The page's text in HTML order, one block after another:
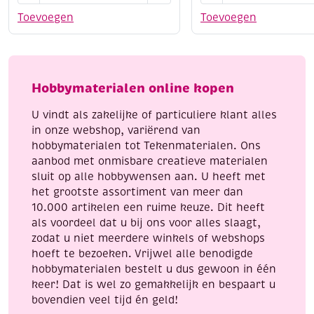
ervoor dat de voegen netjes en gelijkmatig zijn, en
veeg de mozaïeksteentjes voorzichtig af met een droge
ervoor dat het mozaïek niet wordt blootgesteld aan
water of andere invloeden tijdens de droogperiode.
Afwerking:
Als de voegpasta volledig droog is, kun je het oppervlak
nogmaals afnemen met een droge doek om de
mozaïeksteentjes op te frissen. Met dit witte
voegmiddel geef je jouw mozaïekproject een strakke en
professionele afwerking!
Toevoegen
1000
320
aantal
Toevoegen
125
aantal
Hobbymaterialen online kopen
U vindt als zakelijke of particuliere klant alles
in onze webshop, variërend van
hobbymaterialen tot Tekenmaterialen. Ons
aanbod met onmisbare creatieve materialen
sluit op alle hobbywensen aan. U heeft met
het grootste assortiment van meer dan
10.000 artikelen een ruime keuze. Dit heeft
als voordeel dat u bij ons voor alles slaagt,
zodat u niet meerdere winkels of webshops
hoeft te bezoeken. Vrijwel alle benodigde
hobbymaterialen bestelt u dus gewoon in één
keer! Dat is wel zo gemakkelijk en bespaart u
bovendien veel tijd én geld!